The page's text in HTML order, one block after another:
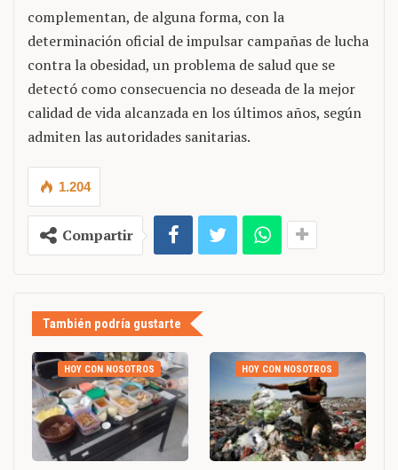
complementan, de alguna forma, con la
determinación oficial de impulsar campañas de lucha
contra la obesidad, un problema de salud que se
detectó como consecuencia no deseada de la mejor
calidad de vida alcanzada en los últimos años, según
admiten las autoridades sanitarias.
1.204
Compartir
También podría gustarte
HOY CON NOSOTROS HOY CON NOSOTROS